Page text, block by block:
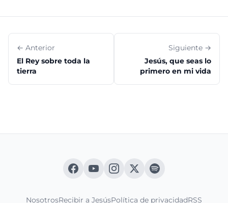
← Anterior
El Rey sobre toda la
tierra
Siguiente →
Jesús, que seas lo
primero en mi vida
NosotrosRecibir a JesúsPolítica de privacidadRSS